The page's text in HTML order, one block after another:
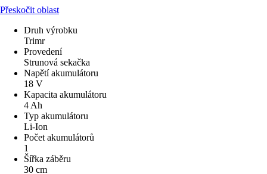
Přeskočit oblast
Druh výrobku
Trimr
Provedení
Strunová sekačka
Napětí akumulátoru
18 V
Kapacita akumulátoru
4 Ah
Typ akumulátoru
Li-Ion
Počet akumulátorů
1
Šířka záběru
30 cm